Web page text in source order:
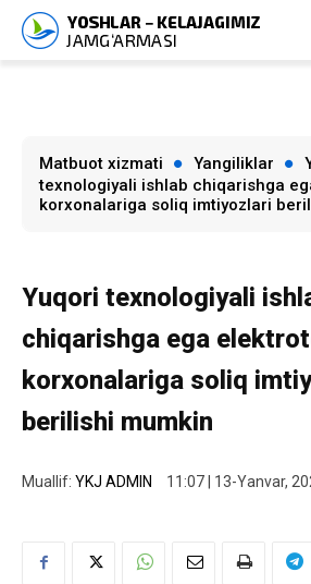
Matbuot xizmati Yangiliklar
texnologiyali ishlab chiqarishga
korxonalariga soliq imtiyozlari
Yuqori texnologiyali
chiqarishga ega
korxonalariga soliq
berilishi mumkin
Muallif: YKJ ADMIN 11:07 | 13-Yanvar,